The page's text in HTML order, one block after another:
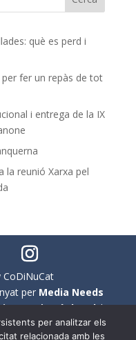
què es perd i
per fer un repàs de tot
i entrega de la IX
la reunió Xarxa pel
per Media Needs
|Avís legal|
per analitzar els
relacionada amb les